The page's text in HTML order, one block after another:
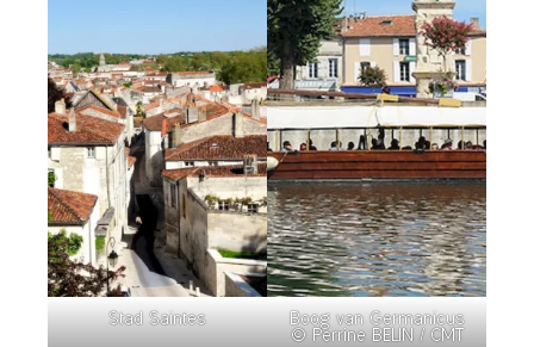
Stad Saintes
Boog van Germanicus
© Perrine BELIN / CMT